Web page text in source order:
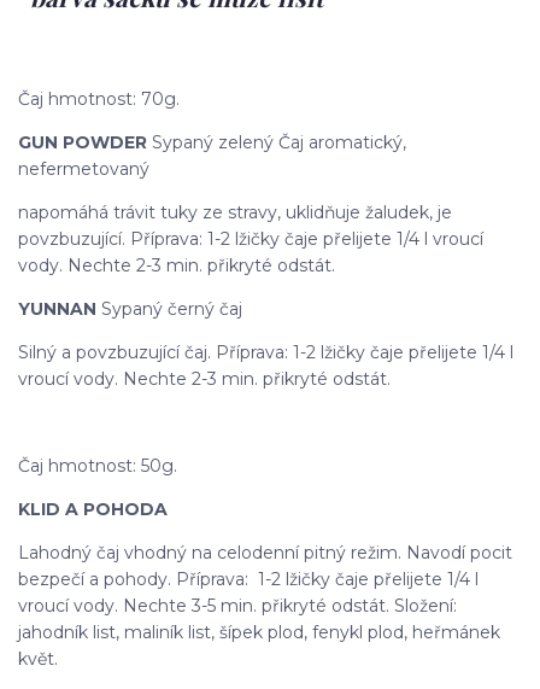
Čaj hmotnost: 70g.
GUN POWDER Sypaný zelený Čaj aromatický,
nefermetovaný
napomáhá trávit tuky ze stravy, uklidňuje žaludek, je
povzbuzující. Příprava: 1-2 lžičky čaje přelijete 1/4 l vroucí
vody. Nechte 2-3 min. přikryté odstát.
YUNNAN Sypaný černý čaj
Silný a povzbuzující čaj. Příprava: 1-2 lžičky čaje přelijete 1/4 l
vroucí vody. Nechte 2-3 min. přikryté odstát.
Čaj hmotnost: 50g.
KLID A POHODA
Lahodný čaj vhodný na celodenní pitný režim. Navodí pocit
bezpečí a pohody. Příprava: 1-2 lžičky čaje přelijete 1/4 l
vroucí vody. Nechte 3-5 min. přikryté odstát. Složení:
jahodník list, maliník list, šípek plod, fenykl plod, heřmánek
květ.